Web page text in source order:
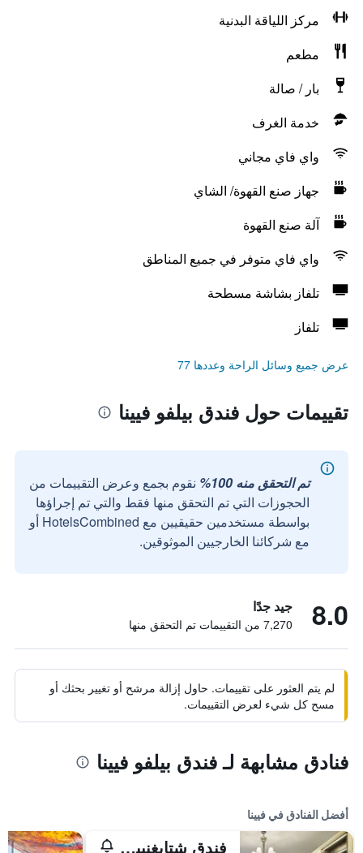
مركز اللياقة البدنية
مطعم
بار / صالة
خدمة الغرف
واي فاي مجاني
جهاز صنع القهوة/ الشاي
آلة صنع القهوة
واي فاي متوفر في جميع المناطق
تلفاز بشاشة مسطحة
تلفاز
عرض جميع وسائل الراحة وعددها 77
تقييمات حول فندق بيلفو فيينا
تم التحقق منه 100%
نقوم بجمع وعرض التقييمات من
الحجوزات التي تم التحقق منها فقط والتي تم إجراؤها
بواسطة مستخدمين حقيقيين مع HotelsCombined أو
مع شركائنا الخارجيين الموثوقين.
8.0 جيد جدًا
7,270 من التقييمات تم التحقق منها
لم يتم العثور على تقييمات. حاول إزالة مرشح أو تغيير بحثك أو
مسح كل شيء لعرض التقييمات.
فنادق مشابهة لـ فندق بيلفو فيينا
أفضل الفنادق في فيينا
فندق شتايغنبيرغر هيرنهوف